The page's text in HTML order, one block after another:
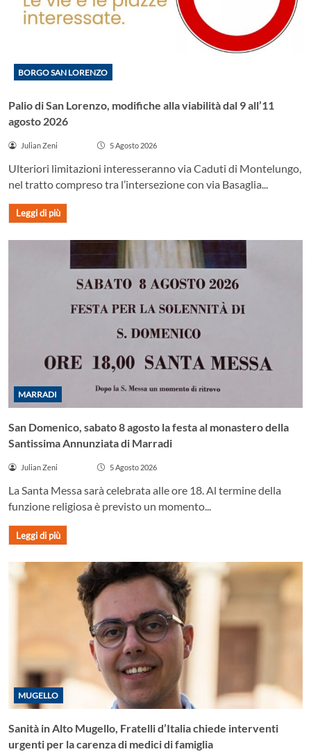
BORGO SAN LORENZO
Palio di San Lorenzo, modifiche alla viabilità dal 9 all’11
agosto 2026
Julian Zeni 5 Agosto 2026
Ulteriori limitazioni interesseranno via Caduti di Montelungo,
nel tratto compreso tra l’intersezione con via Basaglia...
Leggi di più
MARRADI
San Domenico, sabato 8 agosto la festa al monastero della
Santissima Annunziata di Marradi
Julian Zeni 5 Agosto 2026
La Santa Messa sarà celebrata alle ore 18. Al termine della
funzione religiosa è previsto un momento...
Leggi di più
MUGELLO
Sanità in Alto Mugello, Fratelli d’Italia chiede interventi
urgenti per la carenza di medici di famiglia